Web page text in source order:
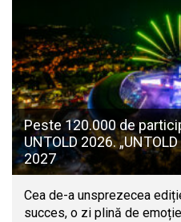
Peste 120.000 de
UNTOLD 2026.
2027
Cea de-a unsprezecea
succes, o zi plină de